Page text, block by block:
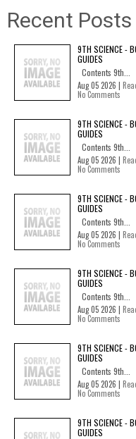
Recent Posts
9TH SCIENCE -
GUIDES
Contents 9th...
Aug 05 2026 |
No Comments
9TH SCIENCE -
GUIDES
Contents 9th...
Aug 05 2026 |
No Comments
9TH SCIENCE -
GUIDES
Contents 9th...
Aug 05 2026 |
No Comments
9TH SCIENCE -
GUIDES
Contents 9th...
Aug 05 2026 |
No Comments
9TH SCIENCE -
GUIDES
Contents 9th...
Aug 05 2026 |
No Comments
9TH SCIENCE -
GUIDES